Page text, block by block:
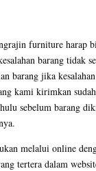
furniture harap
barang tidak
barang jika
kami kirimkan
sebelum barang
melalui online
tertera dalam